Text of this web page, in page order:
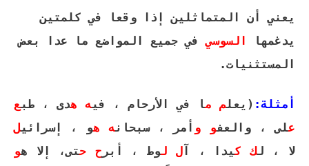
يعني أن المتماثلين إذا وقعا في كلمتين
يدغمها
السوسي في جميع المواضع ما عدا بعض
المستثنيات.
أمثلة: (يعلم ما في الأرحام ، فيه هدى ، طبع
على ، والعفو و أمر ، سبحانه هو ، إسرائيل
لا ، لك كيدا ، آ ل لوط ، أبر ح حتى، إلا هو